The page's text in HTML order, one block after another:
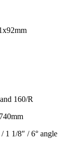
160/R
1 1/8″ / 6° angle